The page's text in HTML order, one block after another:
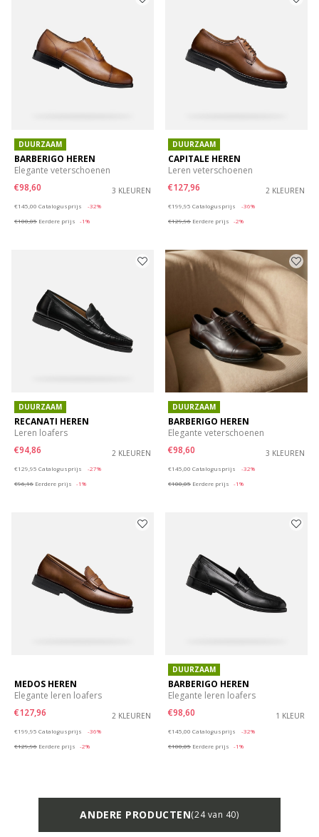
DUURZAAM
BARBERIGO HEREN
Elegante veterschoenen
€98,60
3 KLEUREN
€145,00 Catalogusprijs
-32%
€100,05 Eerdere prijs -1%
DUURZAAM
CAPITALE HEREN
Leren veterschoenen
€127,96
2 KLEUREN
€199,95 Catalogusprijs
-36%
€129,96 Eerdere prijs -2%
DUURZAAM
RECANATI HEREN
Leren loafers
€94,86
2 KLEUREN
€129,95 Catalogusprijs
-27%
€96,16 Eerdere prijs -1%
DUURZAAM
BARBERIGO HEREN
Elegante veterschoenen
€98,60
3 KLEUREN
€145,00 Catalogusprijs
-32%
€100,05 Eerdere prijs -1%
MEDOS HEREN
Elegante leren loafers
€127,96
2 KLEUREN
€199,95 Catalogusprijs
-36%
€129,96 Eerdere prijs -2%
DUURZAAM
BARBERIGO HEREN
Elegante leren loafers
€98,60
1 KLEUR
€145,00 Catalogusprijs
-32%
€100,05 Eerdere prijs -1%
ANDERE PRODUCTEN(24 van 40)